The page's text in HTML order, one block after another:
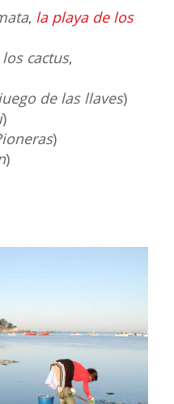
, la playa de los
cactus,
de las llaves)
)
)
)